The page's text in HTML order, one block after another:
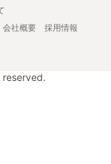
会社概要
採用情報